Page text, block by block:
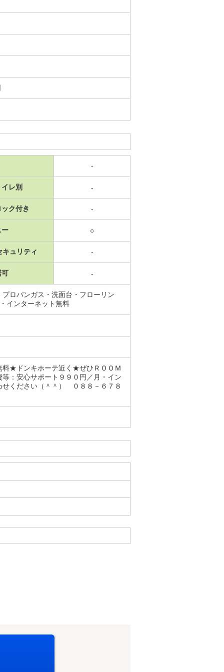
-
レ別 -
ク付き -
ー ○
キュリティ -
可 -
ロパンガス・洗面台・フローリン
インターネット無料
料★ドンキホーテ近く★ぜひＲＯＯＭ
：安心サポート９９０円／月・イン
ください（＾＾） ０８８－６７８